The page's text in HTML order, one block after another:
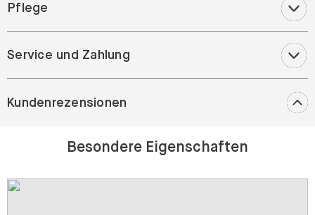
Pflege
Service und Zahlung
Kundenrezensionen
Besondere Eigenschaften